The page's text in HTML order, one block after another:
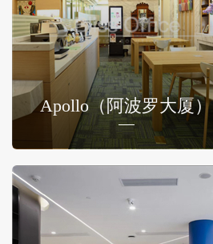
Apollo（阿波罗大厦）